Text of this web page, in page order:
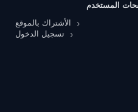
المستخدم
الأشتراك بالموقع
تسجيل الدخول